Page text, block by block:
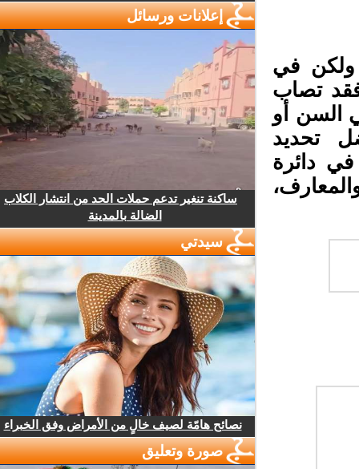
في
تصاب
السن أو
تحديد
دائرة
إعلانات ورسائل
ساكنة تنغير تدعم حملات الحد من انتشار الكلاب
الضالة بالمدينة
سيدتي
نصائح هامّة لصيف خالٍ من الأمراض وفق الخبراء
صورة وتعليق